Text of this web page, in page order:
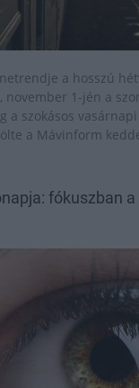
a hosszú
1-jén a
a szokásos
a Mávinform
fókuszban